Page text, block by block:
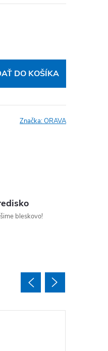
DO KOŠÍKA
Značka:ORAVA
bleskovo!